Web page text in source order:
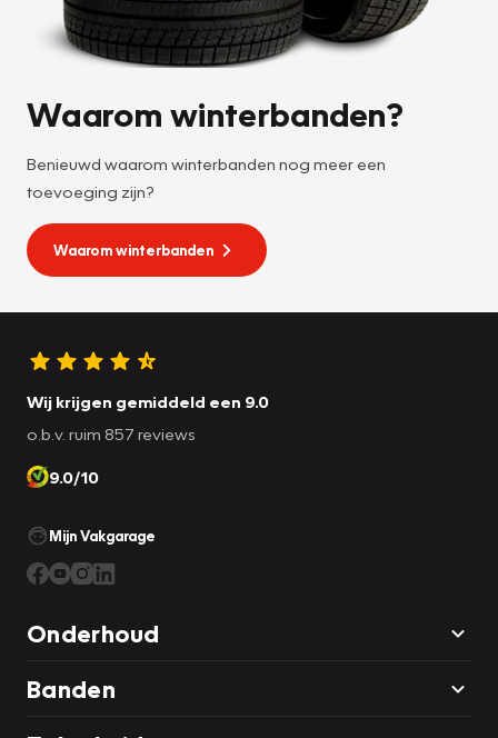
Waarom winterbanden?
Benieuwd waarom winterbanden nog meer een
toevoeging zijn?
Waarom winterbanden
Wij krijgen gemiddeld een 9.0
o.b.v. ruim 857 reviews
9.0/10
Mijn Vakgarage
Onderhoud
Banden